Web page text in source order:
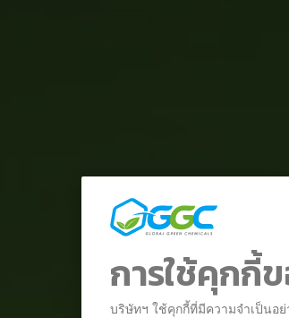
การใช้คุกกี้
บริษัทฯ ใช้คุกกี้ที่มีความจำเป็นอ